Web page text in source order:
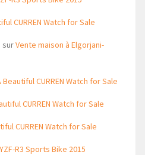
CURREN Watch for Sale
surVente maison à Elgorjani-
Beautiful CURREN Watch for Sale
CURREN Watch for Sale
CURREN Watch for Sale
R3 Sports Bike 2015